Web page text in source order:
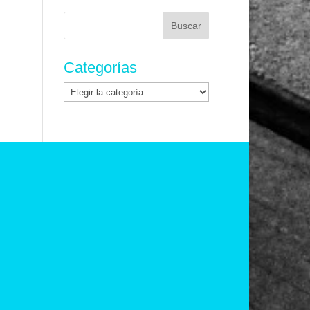
Buscar:
Categorías
Categorías